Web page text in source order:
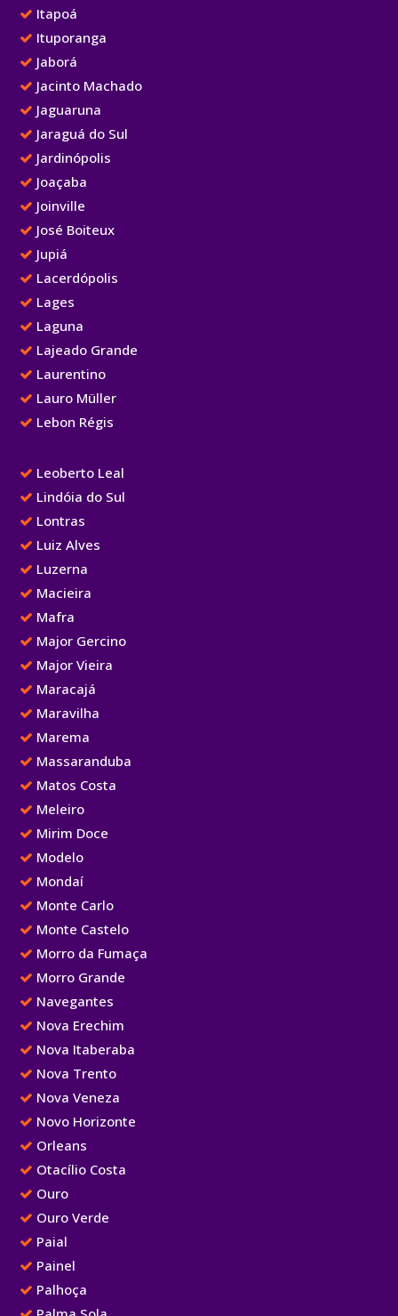
Itapoá
Ituporanga
Jaborá
Jacinto Machado
Jaguaruna
Jaraguá do Sul
Jardinópolis
Joaçaba
Joinville
José Boiteux
Jupiá
Lacerdópolis
Lages
Laguna
Lajeado Grande
Laurentino
Lauro Müller
Lebon Régis
Leoberto Leal
Lindóia do Sul
Lontras
Luiz Alves
Luzerna
Macieira
Mafra
Major Gercino
Major Vieira
Maracajá
Maravilha
Marema
Massaranduba
Matos Costa
Meleiro
Mirim Doce
Modelo
Mondaí
Monte Carlo
Monte Castelo
Morro da Fumaça
Morro Grande
Navegantes
Nova Erechim
Nova Itaberaba
Nova Trento
Nova Veneza
Novo Horizonte
Orleans
Otacílio Costa
Ouro
Ouro Verde
Paial
Painel
Palhoça